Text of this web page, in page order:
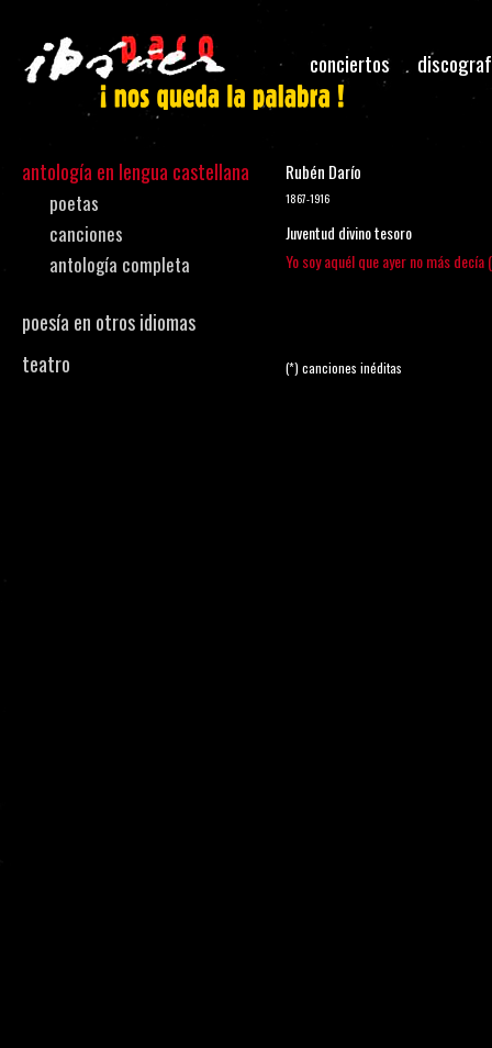
conciertos
Rubén Darío
1867-1916
Juventud divino tesoro
Yo soy aquél que ayer no más decía
(*) canciones inéditas
antología en lengua castellana
poetas
canciones
antología completa
poesía en otros idiomas
teatro